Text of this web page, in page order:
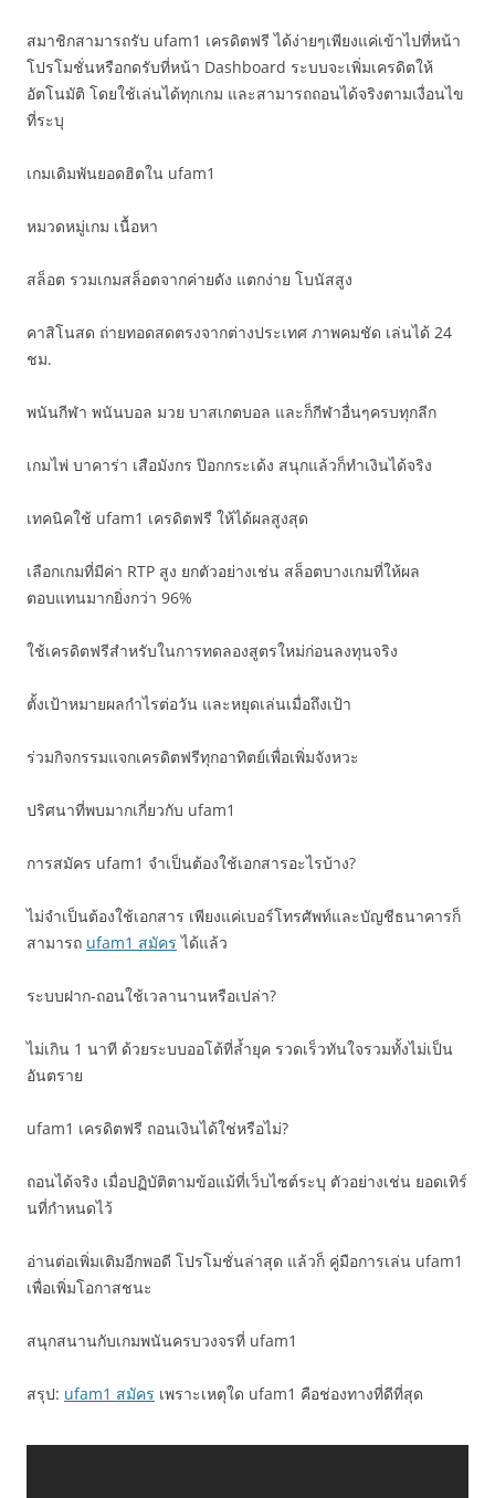
สมาชิกสามารถรับ ufam1 เครดิตฟรี ได้ง่ายๆเพียงแค่เข้าไปที่หน้า
โปรโมชั่นหรือกดรับที่หน้า Dashboard ระบบจะเพิ่มเครดิตให้
อัตโนมัติ โดยใช้เล่นได้ทุกเกม และสามารถถอนได้จริงตามเงื่อนไข
ที่ระบุ
เกมเดิมพันยอดฮิตใน ufam1
หมวดหมู่เกม เนื้อหา
สล็อต รวมเกมสล็อตจากค่ายดัง แตกง่าย โบนัสสูง
คาสิโนสด ถ่ายทอดสดตรงจากต่างประเทศ ภาพคมชัด เล่นได้ 24
ชม.
พนันกีฬา พนันบอล มวย บาสเกตบอล และก็กีฬาอื่นๆครบทุกลีก
เกมไพ่ บาคาร่า เสือมังกร ป๊อกกระเด้ง สนุกแล้วก็ทำเงินได้จริง
เทคนิคใช้ ufam1 เครดิตฟรี ให้ได้ผลสูงสุด
เลือกเกมที่มีค่า RTP สูง ยกตัวอย่างเช่น สล็อตบางเกมที่ให้ผล
ตอบแทนมากยิ่งกว่า 96%
ใช้เครดิตฟรีสำหรับในการทดลองสูตรใหม่ก่อนลงทุนจริง
ตั้งเป้าหมายผลกำไรต่อวัน และหยุดเล่นเมื่อถึงเป้า
ร่วมกิจกรรมแจกเครดิตฟรีทุกอาทิตย์เพื่อเพิ่มจังหวะ
ปริศนาที่พบมากเกี่ยวกับ ufam1
การสมัคร ufam1 จำเป็นต้องใช้เอกสารอะไรบ้าง?
ไม่จำเป็นต้องใช้เอกสาร เพียงแค่เบอร์โทรศัพท์และบัญชีธนาคารก็
สามารถ ufam1 สมัคร ได้แล้ว
ระบบฝาก-ถอนใช้เวลานานหรือเปล่า?
ไม่เกิน 1 นาที ด้วยระบบออโต้ที่ล้ำยุค รวดเร็วทันใจรวมทั้งไม่เป็น
อันตราย
ufam1 เครดิตฟรี ถอนเงินได้ใช่หรือไม่?
ถอนได้จริง เมื่อปฏิบัติตามข้อแม้ที่เว็บไซต์ระบุ ตัวอย่างเช่น ยอดเทิร์
นที่กำหนดไว้
อ่านต่อเพิ่มเติมอีกพอดี โปรโมชั่นล่าสุด แล้วก็ คู่มือการเล่น ufam1
เพื่อเพิ่มโอกาสชนะ
สนุกสนานกับเกมพนันครบวงจรที่ ufam1
สรุป: ufam1 สมัคร เพราะเหตุใด ufam1 คือช่องทางที่ดีที่สุด